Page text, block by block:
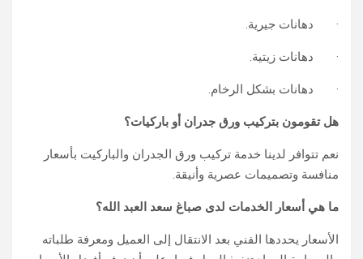
· دهانات جيرية.
· دهانات زيتية.
· دهانات بشكل الرخام.
هل تقومون بتركيب ورق جدران أو باركيات؟
نعم تتوافر لدينا خدمة تركيب ورق الجدران والباركيت بأسعار
منافسة وتصميمات عصرية وأنيقة.
ما هي أسعار الخدمات لدى صباغ سعد العبد الله؟
الأسعار يحددها الفني بعد الانتقال إلى العميل ومعرفة طلباته